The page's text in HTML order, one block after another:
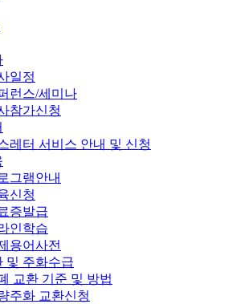
일정
런스/세미나
참가신청
레터 서비스 안내 및 신청
그램안내
신청
증발급
인학습
용어사전
및 주화수급
교환 기준 및 방법
주화 교환신청